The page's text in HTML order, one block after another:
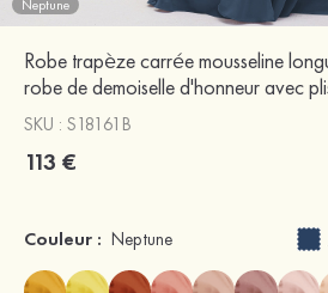
Neptune
Robe trapèze carrée mousseline
robe de demoiselle d'honneur avec
SKU : S18161B
113 €
Couleur : Neptune